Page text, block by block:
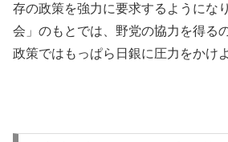
存の政策を強力に要求するようにな
会」のもとでは、野党の協力を得る
政策ではもっぱら日銀に圧力をかけ